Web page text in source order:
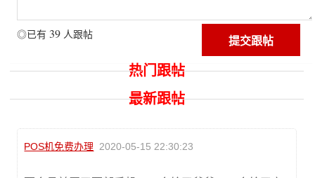
◎已有 39 人跟帖
热门跟帖
最新跟帖
POS机免费办理 2020-05-15 22:30:23